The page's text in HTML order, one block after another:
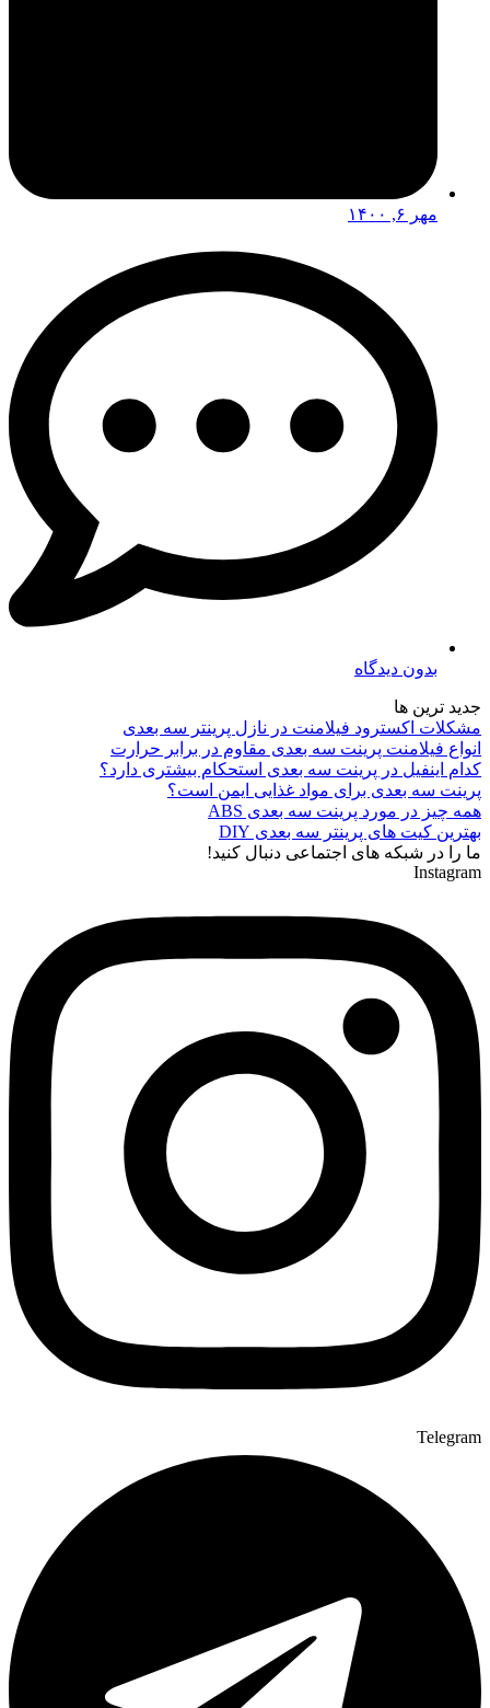
مهر ۶, ۱۴۰۰
بدون دیدگاه
جدید ترین ها
مشکلات اکسترود فیلامنت در نازل پرینتر سه بعدی
انواع فیلامنت پرینت سه بعدی مقاوم در برابر حرارت
کدام اینفیل در پرینت سه بعدی استحکام بیشتری دارد؟
پرینت سه بعدی برای مواد غذایی ایمن است؟
همه چیز در مورد پرینت سه بعدی ABS
بهترین کیت های پرینتر سه بعدی DIY
ما را در شبکه های اجتماعی دنبال کنید!
Instagram
Telegram